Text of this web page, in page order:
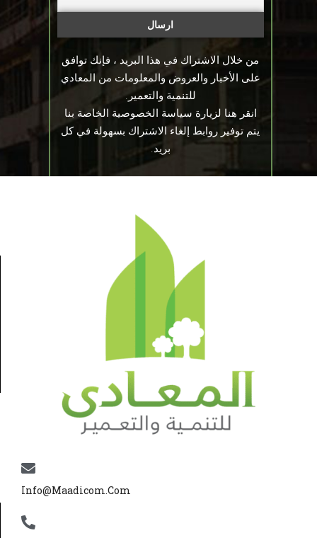
من خلال الاشتراك في هذا البريد ، فإنك توافق
على الأخبار والعروض والمعلومات من المعادي
للتنمية والتعمير.
انقر هنا لزيارة سياسة الخصوصية الخاصة بنا
يتم توفير روابط إلغاء الاشتراك بسهولة في كل
بريد.
Info@maadicom.com